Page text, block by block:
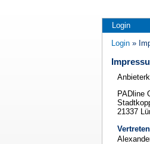
Login
Login »
PADline
21337